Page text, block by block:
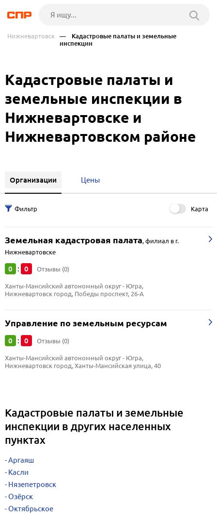
Нижневартовск
— Кадастровые палаты и земельные
инспекции
Кадастровые палаты и
земельные инспекции в
Нижневартовске и
Нижневартовском районе
Организации Цены
Карта
Земельная кадастровая палата,филиал в г.
Нижневартовске
0 : 0 Отзывы (0)
Ханты-Мансийский автономный округ - Югра,
Нижневартовск город, Победы проспект, 26-А
Управление по земельным ресурсам
0 : 0 Отзывы (0)
Ханты-Мансийский автономный округ - Югра,
Нижневартовск город, Ханты-Мансийская улица, 40
Кадастровые палаты и земельные
инспекции в других населенных
пунктах
Аргаяш
Касли
Нязепетровск
Озёрск
Октябрьское